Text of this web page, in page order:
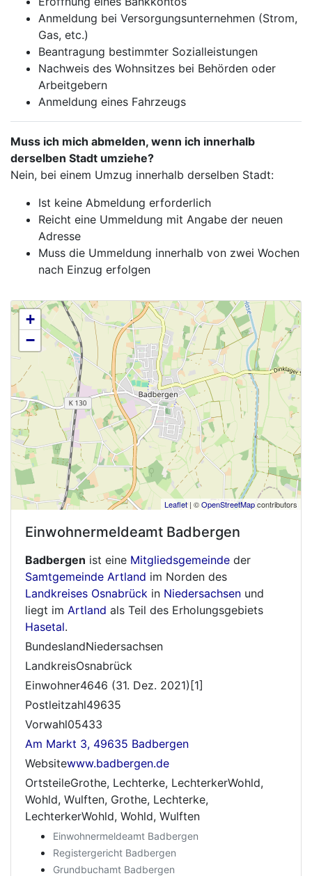
Anmeldung bei Versorgungsunternehmen (Strom,
Gas, etc.)
Beantragung bestimmter Sozialleistungen
Nachweis des Wohnsitzes bei Behörden oder
Arbeitgebern
Anmeldung eines Fahrzeugs
Muss ich mich abmelden, wenn ich innerhalb
derselben Stadt umziehe?
Nein, bei einem Umzug innerhalb derselben Stadt:
Ist keine Abmeldung erforderlich
Reicht eine Ummeldung mit Angabe der neuen
Adresse
Muss die Ummeldung innerhalb von zwei Wochen
nach Einzug erfolgen
+
−
Leaflet| ©OpenStreetMapcontributors
Einwohnermeldeamt Badbergen
Badbergen ist eine Mitgliedsgemeinde der
Samtgemeinde Artland im Norden des
Landkreises Osnabrück in Niedersachsen und
liegt im Artland als Teil des Erholungsgebiets
Hasetal.
BundeslandNiedersachsen
LandkreisOsnabrück
Einwohner4646 (31. Dez. 2021)[1]
Postleitzahl49635
Vorwahl05433
Am Markt 3, 49635 Badbergen
Websitewww.badbergen.de
OrtsteileGrothe, Lechterke, LechterkerWohld,
Wohld, Wulften, Grothe, Lechterke,
LechterkerWohld, Wohld, Wulften
Einwohnermeldeamt Badbergen
Registergericht Badbergen
Grundbuchamt Badbergen